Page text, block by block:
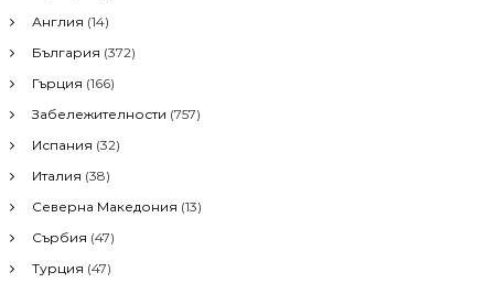
Англия (14)
България (372)
Гърция (166)
Забележителности (757)
Испания (32)
Италия (38)
Северна Македония (13)
Сърбия (47)
Турция (47)